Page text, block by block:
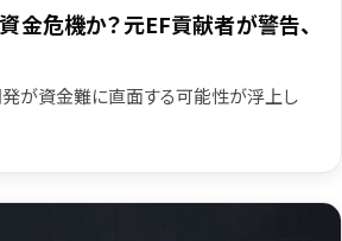
金危機か？元EF貢献者が警告、
発が資金難に直面する可能性が浮上し